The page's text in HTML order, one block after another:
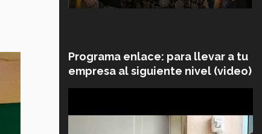
Programa enlace: para llevar a tu
empresa al siguiente nivel (video)